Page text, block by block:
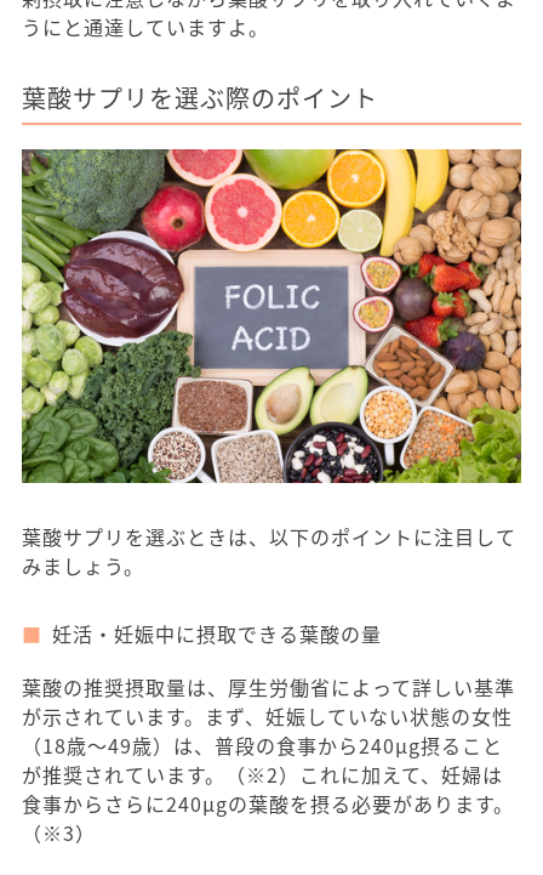
うにと通達していますよ。
葉酸サプリを選ぶ際のポイント
葉酸サプリを選ぶときは、以下のポイントに注目して
みましょう。
妊活・妊娠中に摂取できる葉酸の量
葉酸の推奨摂取量は、厚生労働省によって詳しい基準
が示されています。まず、妊娠していない状態の女性
（18歳〜49歳）は、普段の食事から240μg摂ること
が推奨されています。（※2）これに加えて、妊婦は
食事からさらに240μgの葉酸を摂る必要があります。
（※3）